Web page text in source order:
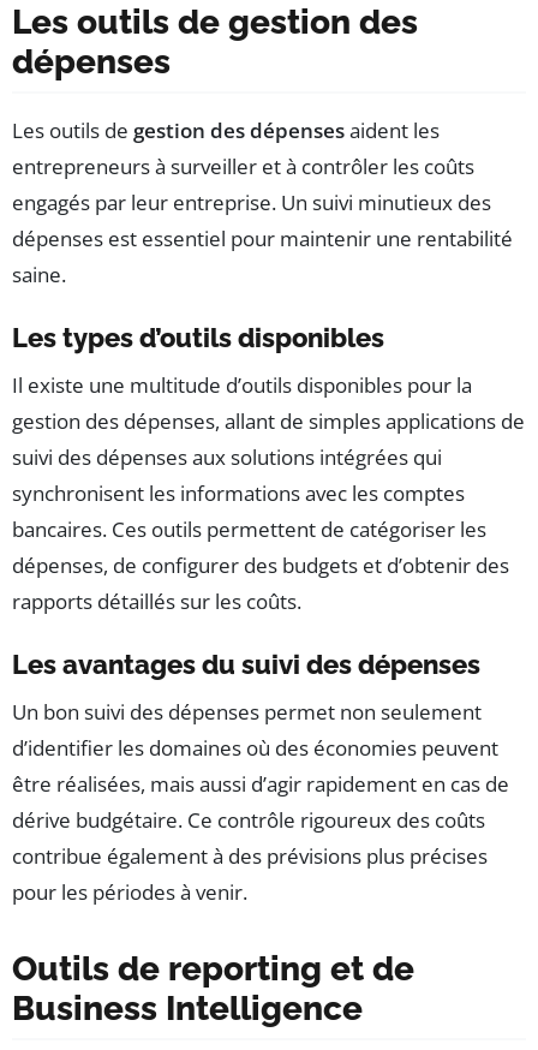
Les outils de gestion des
dépenses
Les outils de gestion des dépensesaident les
entrepreneurs à surveiller et à contrôler les coûts
engagés par leur entreprise. Un suivi minutieux des
dépenses est essentiel pour maintenir une rentabilité
saine.
Les types d’outils disponibles
Il existe une multitude d’outils disponibles pour la
gestion des dépenses, allant de simples applications de
suivi des dépenses aux solutions intégrées qui
synchronisent les informations avec les comptes
bancaires. Ces outils permettent de catégoriser les
dépenses, de configurer des budgets et d’obtenir des
rapports détaillés sur les coûts.
Les avantages du suivi des dépenses
Un bon suivi des dépenses permet non seulement
d’identifier les domaines où des économies peuvent
être réalisées, mais aussi d’agir rapidement en cas de
dérive budgétaire. Ce contrôle rigoureux des coûts
contribue également à des prévisions plus précises
pour les périodes à venir.
Outils de reporting et de
Business Intelligence